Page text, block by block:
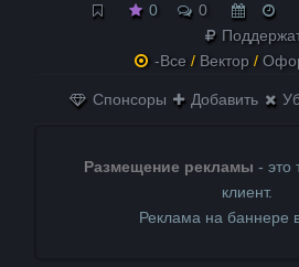
0 0
-Все / Вектор /
Спонсоры Добавить
Размещение рекламы - это
клиент.
Реклама на баннере в